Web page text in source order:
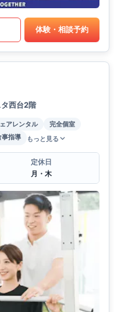
体験・相談予約
西台2階
アレンタル
完全個室
事指導 もっと見る
定休日
月・木